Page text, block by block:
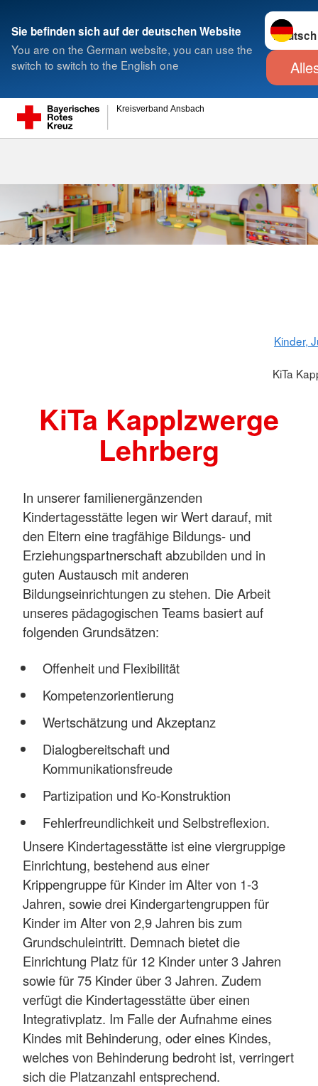
Sie befinden sich auf der deutschen Website
You are on the German website, you can use the
switch to switch to the English one
Sprache
Kreisverband Ansbach
Suche
Kinder,
KiTa
KiTa Kapplzwerge
Lehrberg
In unserer familienergänzenden
Kindertagesstätte legen wir Wert darauf, mit
den Eltern eine tragfähige Bildungs- und
Erziehungspartnerschaft abzubilden und in
guten Austausch mit anderen
Bildungseinrichtungen zu stehen. Die Arbeit
unseres pädagogischen Teams basiert auf
folgenden Grundsätzen:
Offenheit und Flexibilität
Kompetenzorientierung
Wertschätzung und Akzeptanz
Dialogbereitschaft und
Kommunikationsfreude
Partizipation und Ko-Konstruktion
Fehlerfreundlichkeit und Selbstreflexion.
Unsere Kindertagesstätte ist eine viergruppige
Einrichtung, bestehend aus einer
Krippengruppe für Kinder im Alter von 1-3
Jahren, sowie drei Kindergartengruppen für
Kinder im Alter von 2,9 Jahren bis zum
Grundschuleintritt. Demnach bietet die
Einrichtung Platz für 12 Kinder unter 3 Jahren
sowie für 75 Kinder über 3 Jahren. Zudem
verfügt die Kindertagesstätte über einen
Integrativplatz. Im Falle der Aufnahme eines
Kindes mit Behinderung, oder eines Kindes,
welches von Behinderung bedroht ist, verringert
sich die Platzanzahl entsprechend.